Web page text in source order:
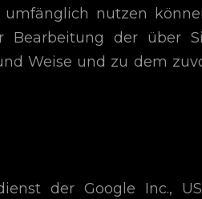
nutzen
Bearbeitung der über
Weise und zu dem
der Google Inc.,